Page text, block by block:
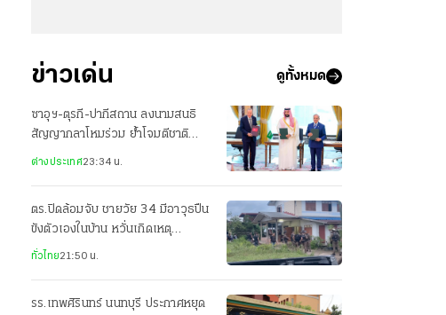
ข่าวเด่น ดูทั้งหมด
ซาอุฯ-ตุรกี-ปากีสถาน ลงนามสนธิ
สัญญากลาโหมร่วม ย้ำโจมตีชาติ
เดียวเท่ากับโจมตีทั้ง 3 ประเทศ
ต่างประเทศ23:34 น.
ตร.ปิดล้อมจับ ชายวัย 34 มีอาวุธปืน
ขังตัวเองในบ้าน หวั่นเกิดเหตุ
อันตราย
ทั่วไทย21:50 น.
รร.เทพศิรินทร์ นนทบุรี ประกาศหยุด